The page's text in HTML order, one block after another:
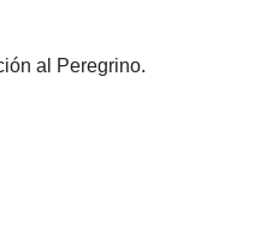
al Peregrino.